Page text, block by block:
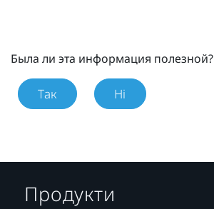
Была ли эта информация полезной?
Так Ні
Продукти